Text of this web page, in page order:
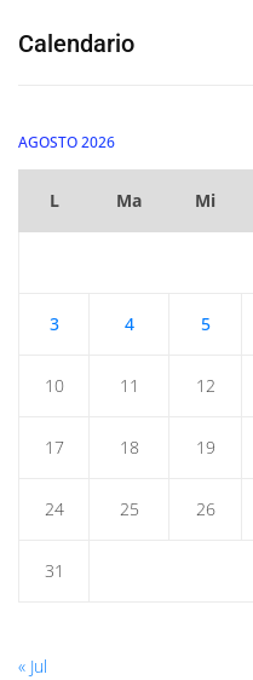
Calendario
AGOSTO 2026
L Ma Mi
3 4 5
10 11 12
17 18 19
24 25 26
31
« Jul